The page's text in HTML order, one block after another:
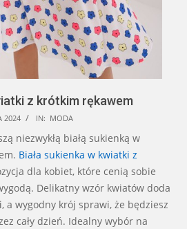
z krótkim rękawem
2024 IN: MODA
niezwykłą białą sukienką w
Biała sukienka w kwiatki z
dla kobiet, które cenią sobie
Delikatny wzór kwiatów doda
a wygodny krój sprawi, że będziesz
cały dzień. Idealny wybór na